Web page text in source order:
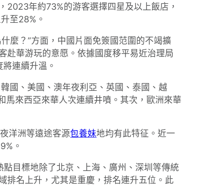
2023年約73%的游客選擇四星及以上飯店，
至28%。
麼？”方面，中國片面免簽國范圍的不竭擴
赴華游玩的意愿。依據國度移平易近治理局
連續升溫。
國、美國、澳年夜利亞、英國、泰國、越
馬來西亞來華人次連續井噴。其次，歐洲來華
洋洲等遠途客源包養妹地均有此特征。近一
。
目標地除了北京、上海、廣州、深圳等傳統
排名上升，尤其是重慶，排名連升五位。此